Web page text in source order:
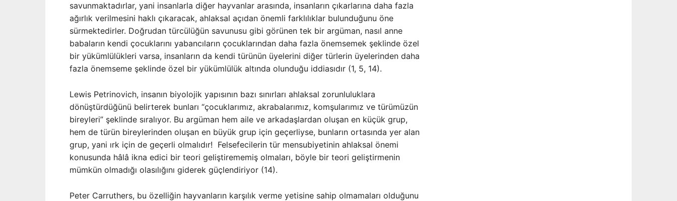
savunmaktadırlar, yani insanlarla diğer hayvanlar arasında, insanların çıkarlarına daha fazla
ağırlık verilmesini haklı çıkaracak, ahlaksal açıdan önemli farklılıklar bulunduğunu öne
sürmektedirler. Doğrudan türcülüğün savunusu gibi görünen tek bir argüman, nasıl anne
babaların kendi çocuklarını yabancıların çocuklarından daha fazla önemsemek şeklinde özel
bir yükümlülükleri varsa, insanların da kendi türünün üyelerini diğer türlerin üyelerinden daha
fazla önemseme şeklinde özel bir yükümlülük altında olunduğu iddiasıdır (1, 5, 14).
Lewis Petrinovich, insanın biyolojik yapısının bazı sınırları ahlaksal zorunluluklara
dönüştürdüğünü belirterek bunları “çocuklarımız, akrabalarımız, komşularımız ve türümüzün
bireyleri” şeklinde sıralıyor. Bu argüman hem aile ve arkadaşlardan oluşan en küçük grup,
hem de türün bireylerinden oluşan en büyük grup için geçerliyse, bunların ortasında yer alan
grup, yani ırk için de geçerli olmalıdır! Felsefecilerin tür mensubiyetinin ahlaksal önemi
konusunda hâlâ ikna edici bir teori geliştirememiş olmaları, böyle bir teori geliştirmenin
mümkün olmadığı olasılığını giderek güçlendiriyor (14).
Peter Carruthers, bu özelliğin hayvanların karşılık verme yetisine sahip olmamaları olduğunu